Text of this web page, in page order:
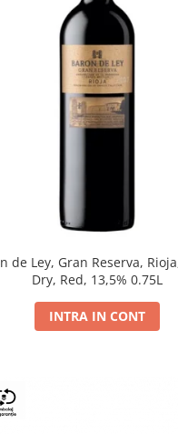
de Ley, Gran Reserva,
Dry, Red, 13,5% 0.75L
INTRA IN CONT